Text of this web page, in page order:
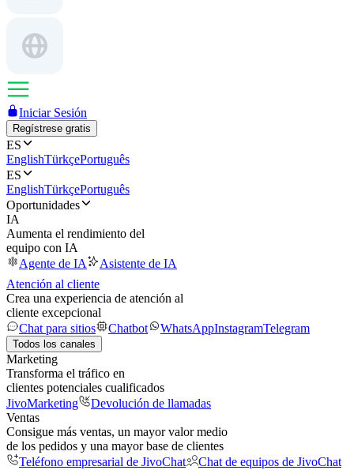
Iniciar Sesión
Regístrese gratis
ES
EnglishTürkçePortuguês
ES
EnglishTürkçePortuguês
Oportunidades
IA
Aumenta el rendimiento del
equipo con IA
Agente de IA
Asistente de IA
Atención al cliente
Crea una experiencia de atención al
cliente excepcional
Chat para sitios
Chatbot WhatsAppInstagramTelegram
Todos los canales
Marketing
Transforma el tráfico en
clientes potenciales cualificados
JivoMarketing
Devolución de llamadas
Ventas
Consigue más ventas, un mayor valor medio
de los pedidos y una mayor base de clientes
Teléfono empresarial de JivoChat
Chat de equipos de JivoChat